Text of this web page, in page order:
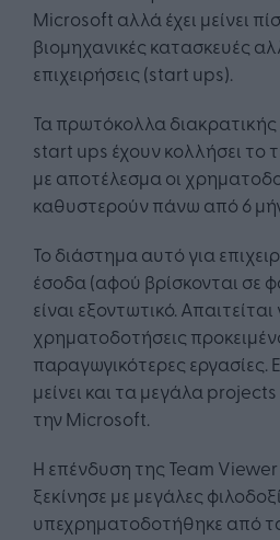
Microsoft αλλά έχει μείνει
βιομηχανικές κατασκευές
επιχειρήσεις (start ups).
Τα πρωτόκολλα διακρατικής
start ups έχουν κολλήσει το
με αποτέλεσμα οι
καθυστερούν πάνω από 6
Το διάστημα αυτό για
έσοδα (αφού βρίσκονται σε
είναι εξοντωτικό.
χρηματοδοτήσεις
παραγωγικότερες εργασίες.
μείνει και τα μεγάλα
την Microsoft.
H επένδυση της Team
ξεκίνησε με μεγάλες
υπεχρηματοδοτήθηκε από